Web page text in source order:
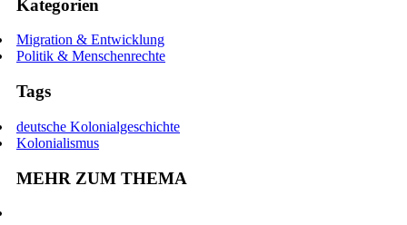
Kategorien
Migration & Entwicklung
Politik & Menschenrechte
Tags
deutsche Kolonialgeschichte
Kolonialismus
MEHR ZUM THEMA